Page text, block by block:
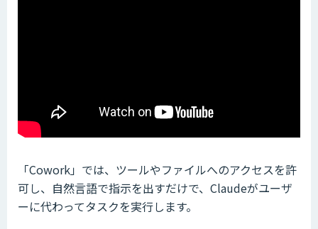
「Cowork」では、ツールやファイルへのアクセスを許
可し、自然言語で指示を出すだけで、Claudeがユーザ
ーに代わってタスクを実行します。